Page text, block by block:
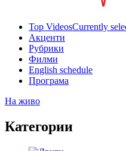
Top VideosCurrently
Акценти
Рубрики
Филми
English schedule
Програма
На живо
Категории